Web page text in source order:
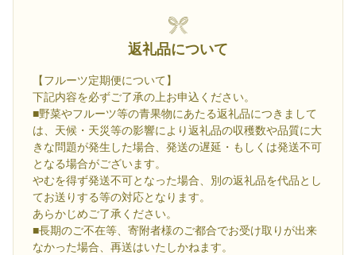
返礼品について
【フルーツ定期便について】
下記内容を必ずご了承の上お申込ください。
■野菜やフルーツ等の青果物にあたる返礼品につきまして
は、天候・天災等の影響により返礼品の収穫数や品質に大
きな問題が発生した場合、発送の遅延・もしくは発送不可
となる場合がございます。
やむを得ず発送不可となった場合、別の返礼品を代品とし
てお送りする等の対応となります。
あらかじめご了承ください。
■長期のご不在等、寄附者様のご都合でお受け取りが出来
なかった場合、再送はいたしかねます。